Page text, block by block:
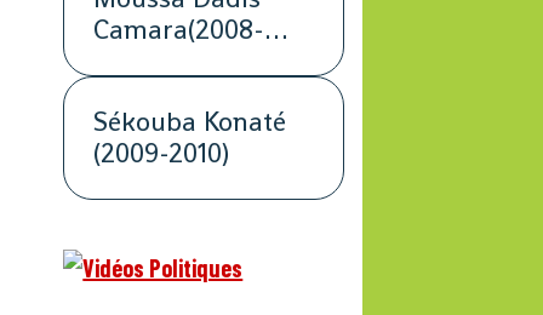
Camara(2008-
Sékouba Konaté
(2009-2010)